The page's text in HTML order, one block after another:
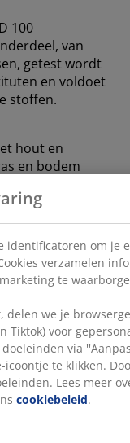
100
van
getest wordt
en voldoet
stoffen.
hout en
en bodem
bronnen en
te verbeteren
en
centraal en
in 2003.
bij JYSK.
JYSK GOLD
niet helemaal